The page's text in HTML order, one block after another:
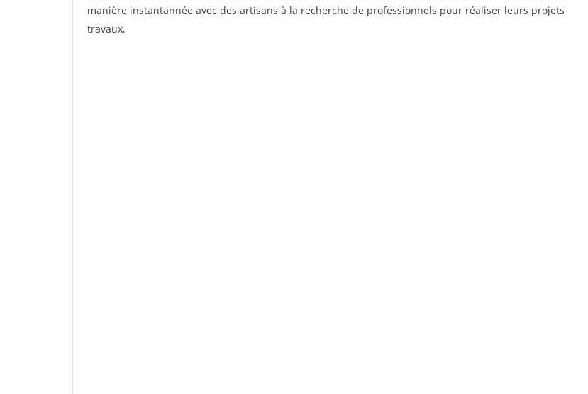
manière instantannée avec des artisans à la recherche de professionnels pour réaliser leurs projets
travaux.